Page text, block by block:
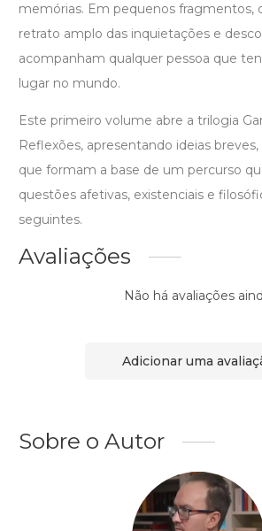
memórias. Em pequenos fragmentos,
retrato amplo das inquietações e
acompanham qualquer pessoa que
lugar no mundo.
Este primeiro volume abre a trilogia
Reflexões, apresentando ideias
que formam a base de um percurso
questões afetivas, existenciais e
seguintes.
Avaliações
Não há avaliações
Adicionar uma
Sobre o Autor